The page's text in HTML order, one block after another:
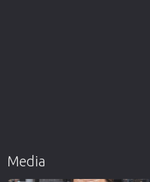
Media